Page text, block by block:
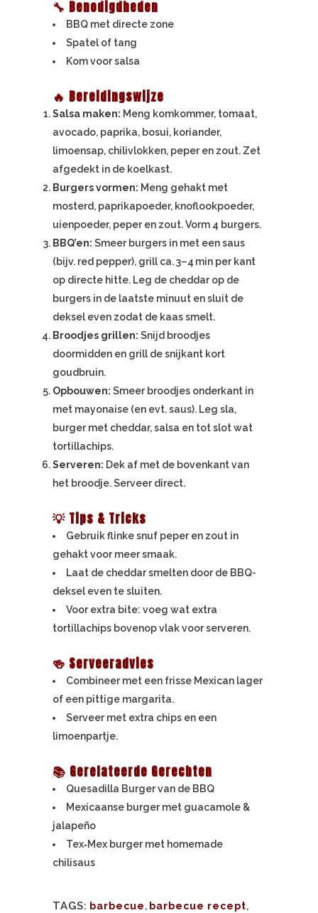
🔧 Benodigdheden
BBQ met directe zone
Spatel of tang
Kom voor salsa
🔥 Bereidingswijze
Salsa maken: Meng komkommer, tomaat,
avocado, paprika, bosui, koriander,
limoensap, chilivlokken, peper en zout. Zet
afgedekt in de koelkast.
Burgers vormen: Meng gehakt met
mosterd, paprikapoeder, knoflookpoeder,
uienpoeder, peper en zout. Vorm 4 burgers.
BBQ’en: Smeer burgers in met een saus
(bijv. red pepper), grill ca. 3–4 min per kant
op directe hitte. Leg de cheddar op de
burgers in de laatste minuut en sluit de
deksel even zodat de kaas smelt.
Broodjes grillen: Snijd broodjes
doormidden en grill de snijkant kort
goudbruin.
Opbouwen: Smeer broodjes onderkant in
met mayonaise (en evt. saus). Leg sla,
burger met cheddar, salsa en tot slot wat
tortillachips.
Serveren: Dek af met de bovenkant van
het broodje. Serveer direct.
💡 Tips & Tricks
Gebruik flinke snuf peper en zout in
gehakt voor meer smaak.
Laat de cheddar smelten door de BBQ-
deksel even te sluiten.
Voor extra bite: voeg wat extra
tortillachips bovenop vlak voor serveren.
🍻 Serveeradvies
Combineer met een frisse Mexican lager
of een pittige margarita.
Serveer met extra chips en een
limoenpartje.
📚 Gerelateerde Gerechten
Quesadilla Burger van de BBQ
Mexicaanse burger met guacamole &
jalapeño
Tex‑Mex burger met homemade
chilisaus
TAGS: barbecue, barbecue recept,